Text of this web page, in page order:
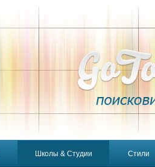
Школы & Студии Стили